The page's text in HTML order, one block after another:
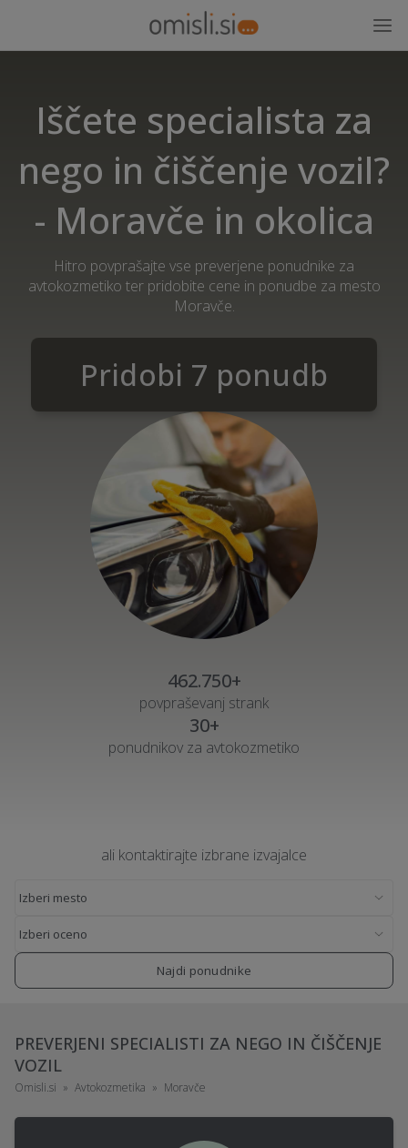
Iščete specialista za
nego in čiščenje vozil?
- Moravče in okolica
Hitro povprašajte vse preverjene ponudnike za
avtokozmetiko ter pridobite cene in ponudbe za mesto
Moravče.
Pridobi 7 ponudb
462.750+
povpraševanj strank
30+
ponudnikov za avtokozmetiko
ali kontaktirajte izbrane izvajalce
Najdi ponudnike
PREVERJENI SPECIALISTI ZA NEGO IN ČIŠČENJE
VOZIL
Omisli.si Avtokozmetika Moravče